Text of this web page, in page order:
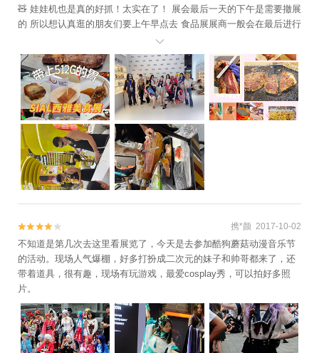
🧸 娃娃机也是真的好抓！太实在了！ 展会最后一天的下午是需要撤展
的 所以想认真逛的朋友们要上午早点去 食品展展商一般会在最后进行
商品甩卖🛍️ 能淘到便宜好吃的零食喔❗️全球零食拯救我的emo时刻‼️


 携*颜 2017-10-02
不知道是第几次去这里看展览了，今天是去参加酷狗蘑菇动漫音乐节
的活动。现场人气爆棚，好多打扮成二次元的妹子和帅哥都来了，还
带着道具，很有趣，现场有玩游戏，最爱cosplay秀，可以拍好多照
片。